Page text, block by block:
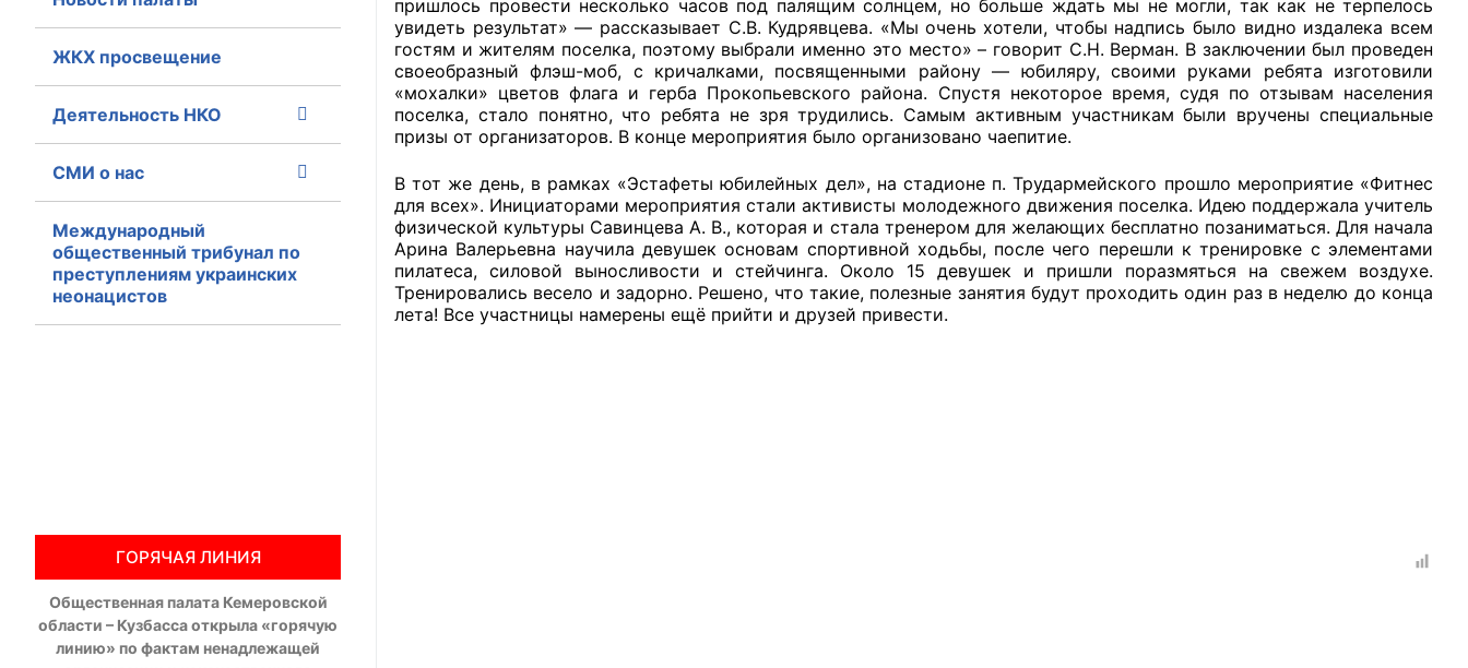
исполнительной власти
Общественные советы по проведению независимой оценки качества условий
оказания услуг
О Палате
Структура Палаты
Комиссии
Экспертный совет ОП КО
Совет ОП КО
пришлось провести несколько часов под палящим солнцем, но больше ждать мы не могли, так как не терпелось
увидеть результат» — рассказывает С.В. Кудрявцева. «Мы очень хотели, чтобы надпись было видно издалека всем
гостям и жителям поселка, поэтому выбрали именно это место» – говорит С.Н. Верман. В заключении был проведен
своеобразный флэш-моб, с кричалками, посвященными району — юбиляру, своими руками ребята изготовили
«мохалки» цветов флага и герба Прокопьевского района. Спустя некоторое время, судя по отзывам населения
поселка, стало понятно, что ребята не зря трудились. Самым активным участникам были вручены специальные
призы от организаторов. В конце мероприятия было организовано чаепитие.
В тот же день, в рамках «Эстафеты юбилейных дел», на стадионе п. Трудармейского прошло мероприятие «Фитнес
для всех». Инициаторами мероприятия стали активисты молодежного движения поселка. Идею поддержала учитель
физической культуры Савинцева А. В., которая и стала тренером для желающих бесплатно позаниматься. Для начала
Арина Валерьевна научила девушек основам спортивной ходьбы, после чего перешли к тренировке с элементами
пилатеса, силовой выносливости и стейчинга. Около 15 девушек и пришли поразмяться на свежем воздухе.
Тренировались весело и задорно. Решено, что такие, полезные занятия будут проходить один раз в неделю до конца
лета! Все участницы намерены ещё прийти и друзей привести.
ЖКХ просвещение
Деятельность НКО
СМИ о нас
Международный
общественный трибунал по
преступлениям украинских
неонацистов
ГОРЯЧАЯ ЛИНИЯ
Общественная палата Кемеровской
области – Кузбасса открыла «горячую
линию» по фактам ненадлежащей